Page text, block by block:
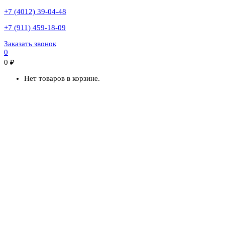
+7 (4012) 39-04-48
+7 (911) 459-18-09
Заказать звонок
0
0 ₽
Нет товаров в корзине.